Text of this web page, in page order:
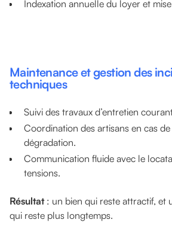
Indexation annuelle du loyer et
Maintenance et gestion des
techniques
Suivi des travaux d’entretien
Coordination des artisans en cas
dégradation.
Communication fluide avec le
tensions.
Résultat: un bien qui reste attractif, et
qui reste plus longtemps.